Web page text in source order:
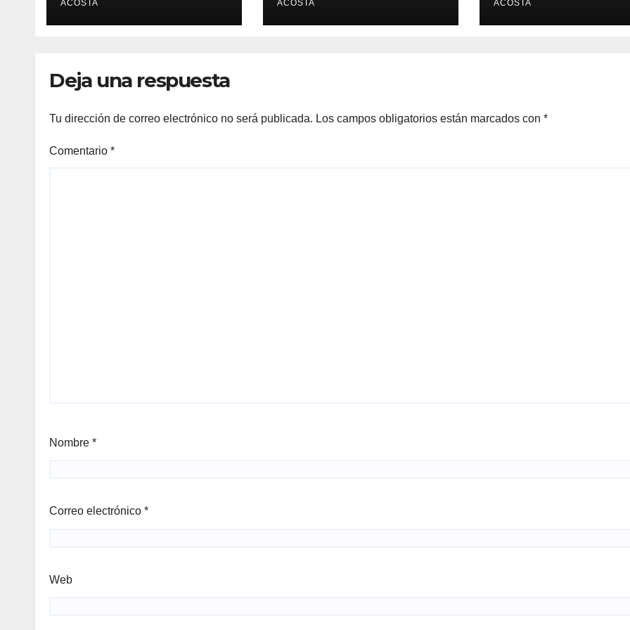
ACOSTA ACOSTA ACOSTA
Deja una respuesta
Tu dirección de correo electrónico no será publicada. Los campos obligatorios están marcados con *
Comentario *
Nombre *
Correo electrónico *
Web